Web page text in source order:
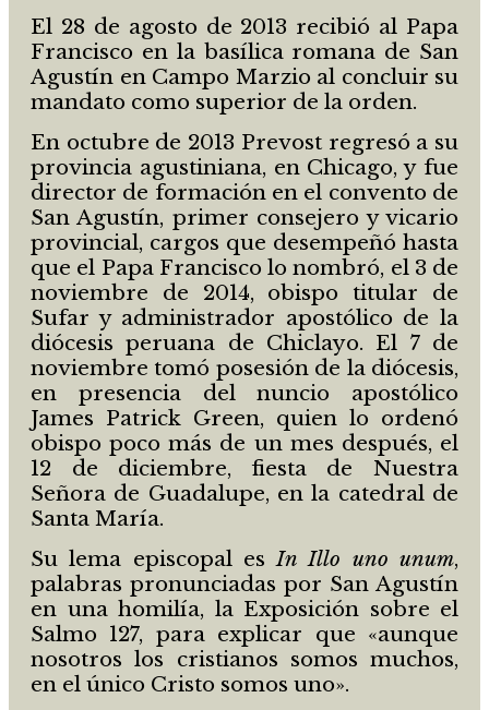
El 28 de agosto de 2013 recibió al Papa
Francisco en la basílica romana de San
Agustín en Campo Marzio al concluir su
mandato como superior de la orden.
En octubre de 2013 Prevost regresó a su
provincia agustiniana, en Chicago, y fue
director de formación en el convento de
San Agustín, primer consejero y vicario
provincial, cargos que desempeñó hasta
que el Papa Francisco lo nombró, el 3 de
noviembre de 2014, obispo titular de
Sufar y administrador apostólico de la
diócesis peruana de Chiclayo. El 7 de
noviembre tomó posesión de la diócesis,
en presencia del nuncio apostólico
James Patrick Green, quien lo ordenó
obispo poco más de un mes después, el
12 de diciembre, fiesta de Nuestra
Señora de Guadalupe, en la catedral de
Santa María.
Su lema episcopal esIn Illo uno unum,
palabras pronunciadas por San Agustín
en una homilía, la Exposición sobre el
Salmo 127, para explicar que «aunque
nosotros los cristianos somos muchos,
en el único Cristo somos uno».